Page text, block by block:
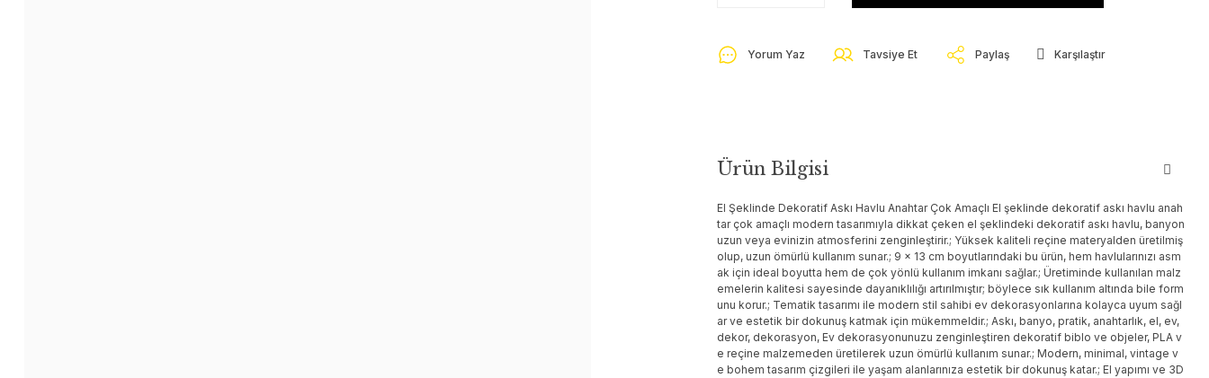
Yorum Yaz Tavsiye Et Paylaş Karşılaştır
Ürün Bilgisi
El Şeklinde Dekoratif Askı Havlu Anahtar Çok Amaçlı El şeklinde dekoratif askı havlu anah
tar çok amaçlı modern tasarımıyla dikkat çeken el şeklindeki dekoratif askı havlu, banyon
uzun veya evinizin atmosferini zenginleştirir.; Yüksek kaliteli reçine materyalden üretilmiş
olup, uzun ömürlü kullanım sunar.; 9 x 13 cm boyutlarındaki bu ürün, hem havlularınızı asm
ak için ideal boyutta hem de çok yönlü kullanım imkanı sağlar.; Üretiminde kullanılan malz
emelerin kalitesi sayesinde dayanıklılığı artırılmıştır; böylece sık kullanım altında bile form
unu korur.; Tematik tasarımı ile modern stil sahibi ev dekorasyonlarına kolayca uyum sağl
ar ve estetik bir dokunuş katmak için mükemmeldir.; Askı, banyo, pratik, anahtarlık, el, ev,
dekor, dekorasyon, Ev dekorasyonunuzu zenginleştiren dekoratif biblo ve objeler, PLA v
e reçine malzemeden üretilerek uzun ömürlü kullanım sunar.; Modern, minimal, vintage v
e bohem tasarım çizgileri ile yaşam alanlarınıza estetik bir dokunuş katar.; El yapımı ve 3D